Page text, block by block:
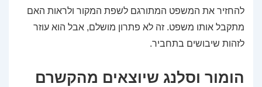
להחזיר את המשפט המתורגם לשפת המקור ולראות האם
מתקבל אותו משפט. זה לא פתרון מושלם, אבל הוא עוזר
לזהות שיבושים בתחביר.
הומור וסלנג שיוצאים מהקשרם